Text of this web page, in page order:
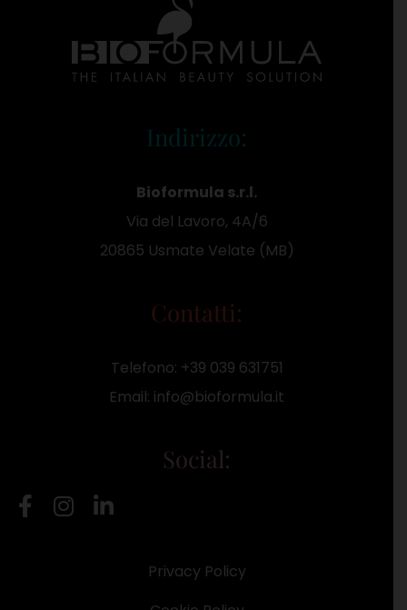
Indirizzo:
Bioformula s.r.l.
Via del Lavoro, 4A/6
20865 Usmate Velate (MB)
Contatti:
Telefono: +39 039 631751
Email: info@bioformula.it
Social:
Privacy Policy